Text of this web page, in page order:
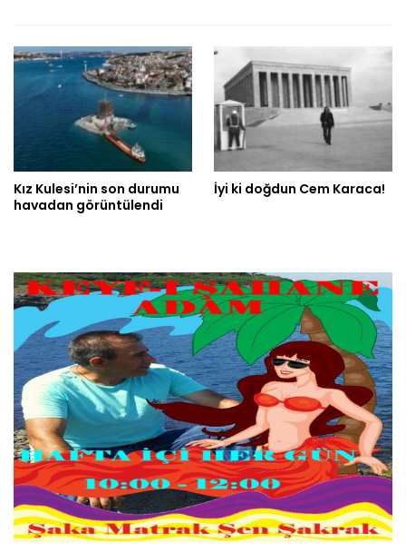
Kız Kulesi’nin son durumu
havadan görüntülendi
İyi ki doğdun Cem Karaca!